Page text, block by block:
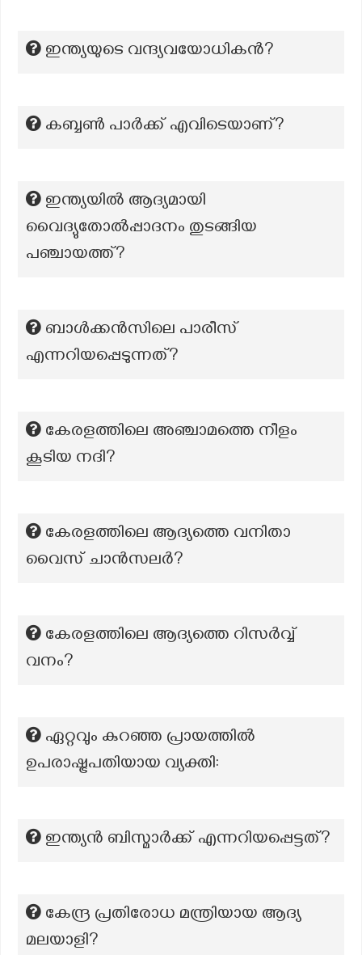
ഇന്ത്യയുടെ വന്ദ്യവയോധികൻ?
കബ്ബൺ പാർക്ക് എവിടെയാണ്?
ഇന്ത്യയിൽ ആദ്യമായി
വൈദ്യുതോൽപ്പാദനം തുടങ്ങിയ
പഞ്ചായത്ത്?
ബാൾക്കൻസിലെ പാരീസ്
എന്നറിയപ്പെടുന്നത്?
കേരളത്തിലെ അഞ്ചാമത്തെ നീളം
കൂടിയ നദി?
കേരളത്തിലെ ആദ്യത്തെ വനിതാ
വൈസ് ചാൻസലർ?
കേരളത്തിലെ ആദ്യത്തെ റിസര്‍വ്വ്
വനം?
ഏറ്റവും കുറഞ്ഞ പ്രായത്തിൽ
ഉപരാഷ്ട്രപതിയായ വ്യക്തി:
ഇന്ത്യൻ ബിസ്മാർക്ക് എന്നറിയപ്പെട്ടത്?
കേന്ദ്ര പ്രതിരോധ മന്ത്രിയായ ആദ്യ
മലയാളി?